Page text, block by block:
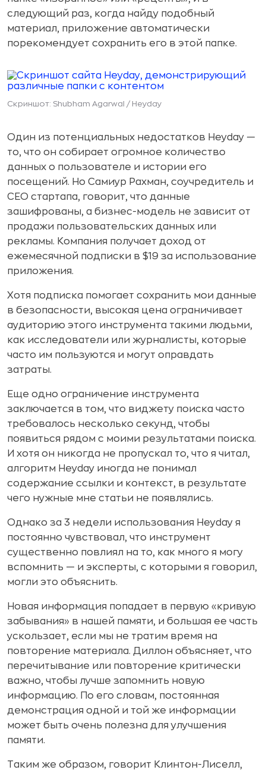
следующий раз, когда найду подобный
материал, приложение автоматически
порекомендует сохранить его в этой папке.
Скриншот: Shubham Agarwal / Heyday
Один из потенциальных недостатков Heyday —
то, что он собирает огромное количество
данных о пользователе и истории его
посещений. Но Самиур Рахман, соучредитель и
CEO стартапа, говорит, что данные
зашифрованы, а бизнес-модель не зависит от
продажи пользовательских данных или
рекламы. Компания получает доход от
ежемесячной подписки в $19 за использование
приложения.
Хотя подписка помогает сохранить мои данные
в безопасности, высокая цена ограничивает
аудиторию этого инструмента такими людьми,
как исследователи или журналисты, которые
часто им пользуются и могут оправдать
затраты.
Еще одно ограничение инструмента
заключается в том, что виджету поиска часто
требовалось несколько секунд, чтобы
появиться рядом с моими результатами поиска.
И хотя он никогда не пропускал то, что я читал,
алгоритм Heyday иногда не понимал
содержание ссылки и контекст, в результате
чего нужные мне статьи не появлялись.
Однако за 3 недели использования Heyday я
постоянно чувствовал, что инструмент
существенно повлиял на то, как много я могу
вспомнить — и эксперты, с которыми я говорил,
могли это объяснить.
Новая информация попадает в первую «кривую
забывания» в нашей памяти, и большая ее часть
ускользает, если мы не тратим время на
повторение материала. Диллон объясняет, что
перечитывание или повторение критически
важно, чтобы лучше запомнить новую
информацию. По его словам, постоянная
демонстрация одной и той же информации
может быть очень полезна для улучшения
памяти.
Таким же образом, говорит Клинтон-Лиселл,